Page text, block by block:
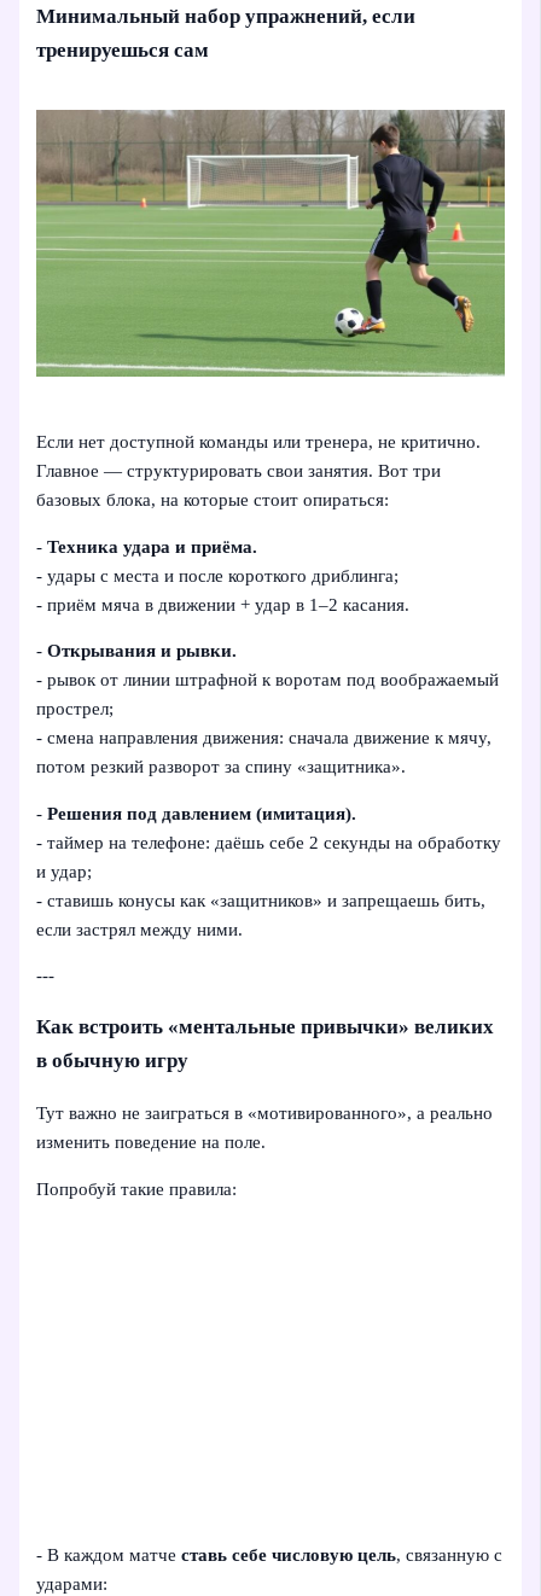
Минимальный набор упражнений, если
тренируешься сам
Если нет доступной команды или тренера, не критично.
Главное — структурировать свои занятия. Вот три
базовых блока, на которые стоит опираться:
-Техника удара и приёма.
- удары с места и после короткого дриблинга;
- приём мяча в движении + удар в 1–2 касания.
-Открывания и рывки.
- рывок от линии штрафной к воротам под воображаемый
прострел;
- смена направления движения: сначала движение к мячу,
потом резкий разворот за спину «защитника».
-Решения под давлением (имитация).
- таймер на телефоне: даёшь себе 2 секунды на обработку
и удар;
- ставишь конусы как «защитников» и запрещаешь бить,
если застрял между ними.
---
Как встроить «ментальные привычки» великих
в обычную игру
Тут важно не заиграться в «мотивированного», а реально
изменить поведение на поле.
Попробуй такие правила:
- В каждом матчеставь себе числовую цель, связанную с
ударами: